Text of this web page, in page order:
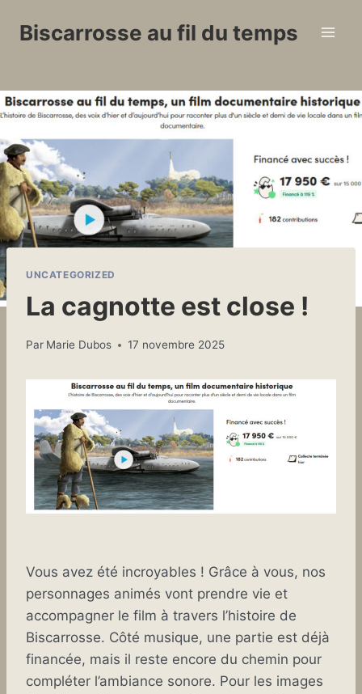
Biscarrosse au fil du temps
UNCATEGORIZED
La cagnotte est close !
Par Marie Dubos 17 novembre 2025
Vous avez été incroyables ! Grâce à vous, nos
personnages animés vont prendre vie et
accompagner le film à travers l’histoire de
Biscarrosse. Côté musique, une partie est déjà
financée, mais il reste encore du chemin pour
compléter l’ambiance sonore. Pour les images